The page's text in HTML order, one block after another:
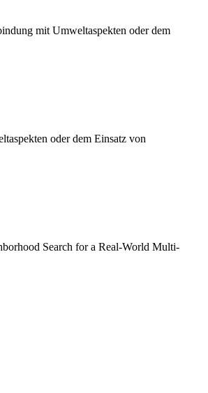
mit Umweltaspekten oder dem
oder dem Einsatz von
Search for a Real-World Multi-